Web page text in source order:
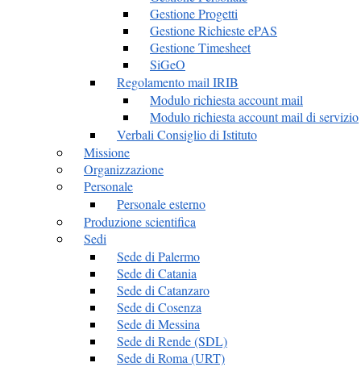
Gestione Progetti
Gestione Richieste ePAS
Gestione Timesheet
SiGeO
Regolamento mail IRIB
Modulo richiesta account mail
Modulo richiesta account mail di servizio
Verbali Consiglio di Istituto
Missione
Organizzazione
Personale
Personale esterno
Produzione scientifica
Sedi
Sede di Palermo
Sede di Catania
Sede di Catanzaro
Sede di Cosenza
Sede di Messina
Sede di Rende (SDL)
Sede di Roma (URT)